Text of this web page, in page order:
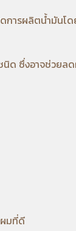
ารผลิตน้ำมัน
ด ซึ่งอาจช่วยล
ผมที่ดี